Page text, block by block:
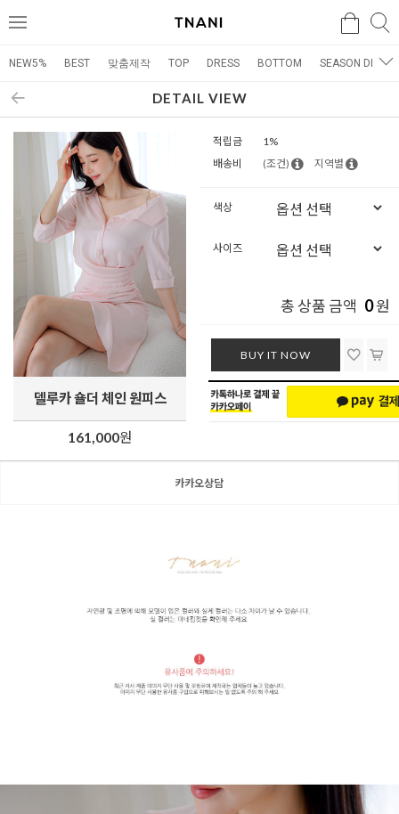
메
검색
NEW5% BEST 맞춤제작 TOP DRESS BOTTOM SEASON DRESS
DETAIL VIEW
델루카 숄더 체인 원피스
161,000원
적립금
1%
배송비
(조건) 지역별
색상
사이즈
총 상품 금액 0원
BUY IT NOW
카카오상담